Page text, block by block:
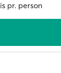
pr. person